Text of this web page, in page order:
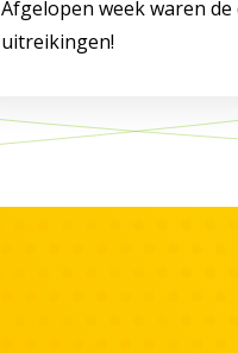
Afgelopen week waren de
uitreikingen!